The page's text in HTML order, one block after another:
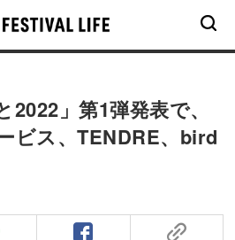
」第1弾発表で、
ビス、TENDRE、bird